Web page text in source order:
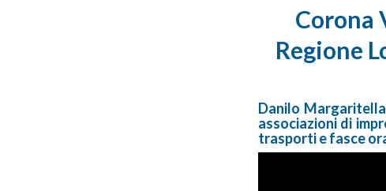
Corona
Regione
Danilo
associazioni di
trasporti e fasce